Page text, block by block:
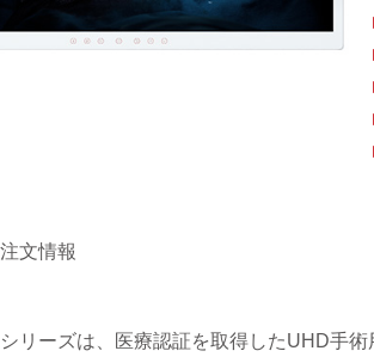
注文情報
リーズは、医療認証を取得したUHD手